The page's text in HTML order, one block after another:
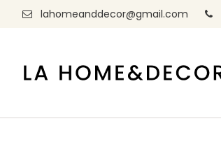
lahomeanddecor@gmail.com